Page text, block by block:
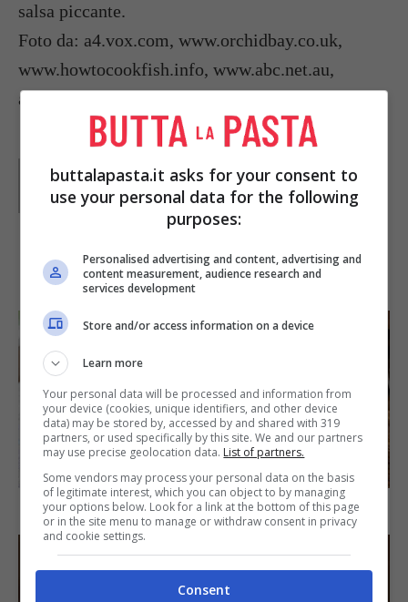
salsa piccante.
Foto da: a4.vox.com, www.orchidbay.co.uk,
www.howtocookfish.info, www.abc.net.au,
alberghiera.it, www.filtsai.com
Parole di
Paoletta
Paoletta è stata collaboratrice di Buttalapasta dal 2008
al 2011, spaziando tra tutte le tipologie di ricette, dai
primi ai contorni, dai secondi ai dolci.
IN PRIMO PIANO
SECONDI PIATTI
Arista di maiale al latte
buttalapasta.it asks for your consent to
use your personal data for the following
purposes:
Personalised advertising and content, advertising and
content measurement, audience research and
services development
Store and/or access information on a device
Learn more
Your personal data will be processed and information from
your device (cookies, unique identifiers, and other device
data) may be stored by, accessed by and shared with 319
partners, or used specifically by this site. We and our partners
may use precise geolocation data. List of partners.
Some vendors may process your personal data on the basis
of legitimate interest, which you can object to by managing
your options below. Look for a link at the bottom of this page
or in the site menu to manage or withdraw consent in privacy
and cookie settings.
Consent